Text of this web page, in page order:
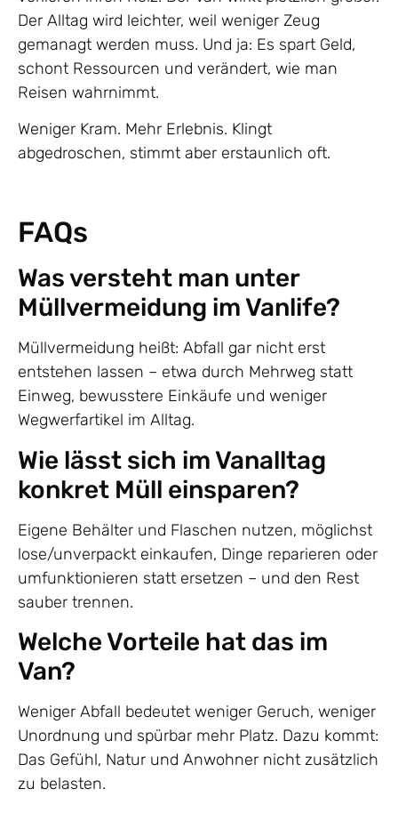
Der Alltag wird leichter, weil weniger Zeug
gemanagt werden muss. Und ja: Es spart Geld,
schont Ressourcen und verändert, wie man
Reisen wahrnimmt.
Weniger Kram. Mehr Erlebnis. Klingt
abgedroschen, stimmt aber erstaunlich oft.
FAQs
Was versteht man unter
Müllvermeidung im Vanlife?
Müllvermeidung heißt: Abfall gar nicht erst
entstehen lassen – etwa durch Mehrweg statt
Einweg, bewusstere Einkäufe und weniger
Wegwerfartikel im Alltag.
Wie lässt sich im Vanalltag
konkret Müll einsparen?
Eigene Behälter und Flaschen nutzen, möglichst
lose/unverpackt einkaufen, Dinge reparieren oder
umfunktionieren statt ersetzen – und den Rest
sauber trennen.
Welche Vorteile hat das im
Van?
Weniger Abfall bedeutet weniger Geruch, weniger
Unordnung und spürbar mehr Platz. Dazu kommt:
Das Gefühl, Natur und Anwohner nicht zusätzlich
zu belasten.